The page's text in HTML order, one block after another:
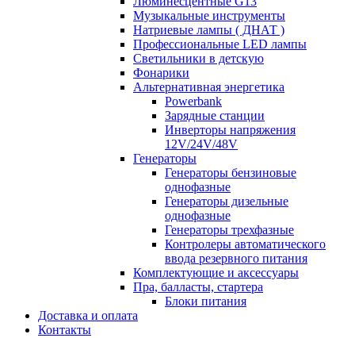
Музыкальные инструменты
Натриевые лампы ( ДНАТ )
Профессиональные LED лампы
Светильники в детскую
Фонарики
Альтернативная энергетика
Powerbank
Зарядные станции
Инверторы напряжения
12V/24V/48V
Генераторы
Генераторы бензиновые
однофазные
Генераторы дизельные
однофазные
Генераторы трехфазные
Контролеры автоматического
ввода резервного питания
Комплектующие и аксессуары
Пра, балласты, стартера
Блоки питания
Доставка и оплата
Контакты